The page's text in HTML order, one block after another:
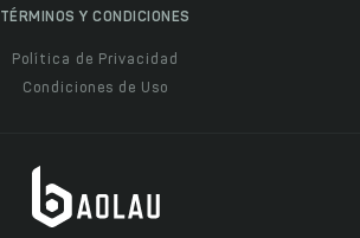
TÉRMINOS Y CONDICIONES
Política de Privacidad
Condiciones de Uso